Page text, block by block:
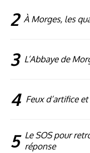
2 À Morges, les
3 L’Abbaye de
4 Feux d’artifice
5 Le SOS pour
réponse